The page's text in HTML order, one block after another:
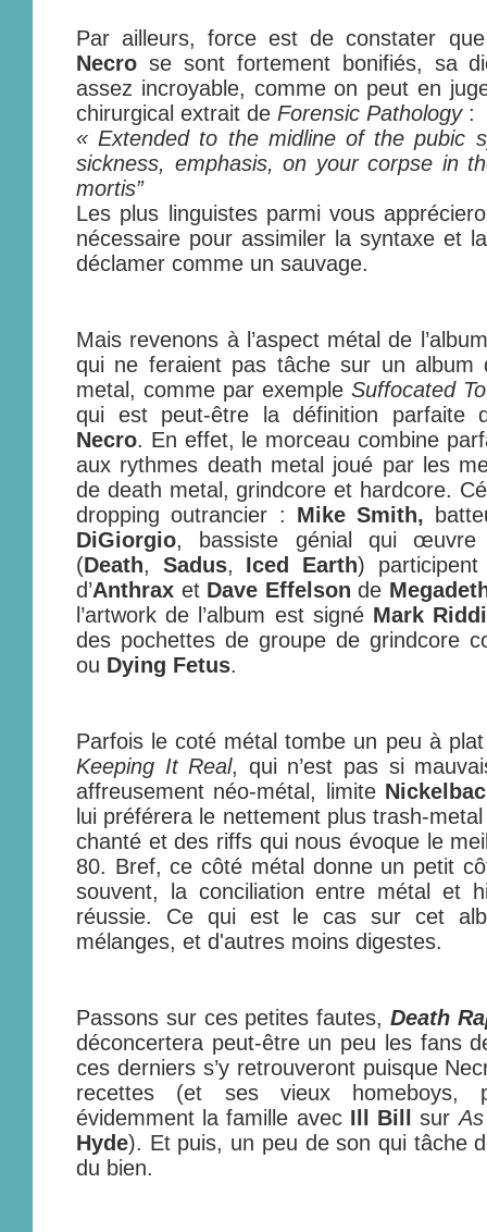
Par ailleurs, force est de constater
Necro se sont fortement bonifiés, sa
assez incroyable, comme on peut en
chirurgical extrait de Forensic Pathology:
« Extended to the midline of the pubic
sickness, emphasis, on your corpse in
mortis”
Les plus linguistes parmi vous
nécessaire pour assimiler la syntaxe et
déclamer comme un sauvage.
Mais revenons à l’aspect métal de
qui ne feraient pas tâche sur un album
metal, comme par exemple Suffocated
qui est peut-être la définition parfaite
Necro. En effet, le morceau combine
aux rythmes death metal joué par les
de death metal, grindcore et hardcore.
dropping outrancier : Mike Smith,
DiGiorgio, bassiste génial qui œuvre
(Death, Sadus, Iced Earth)
d’Anthrax et Dave Effelson de
l’artwork de l’album est signé Mark
des pochettes de groupe de grindcore
ou Dying Fetus.
Parfois le coté métal tombe un peu à
Keeping It Real, qui n’est pas si
affreusement néo-métal, limite
lui préférera le nettement plus trash-
chanté et des riffs qui nous évoque le
80. Bref, ce côté métal donne un petit
souvent, la conciliation entre métal et
réussie. Ce qui est le cas sur cet
mélanges, et d'autres moins digestes.
Passons sur ces petites fautes,Death
déconcertera peut-être un peu les fans
ces derniers s’y retrouveront puisque
recettes (et ses vieux homeboys,
évidemment la famille avec Ill Bill sur
Hyde). Et puis, un peu de son qui tâche
du bien.